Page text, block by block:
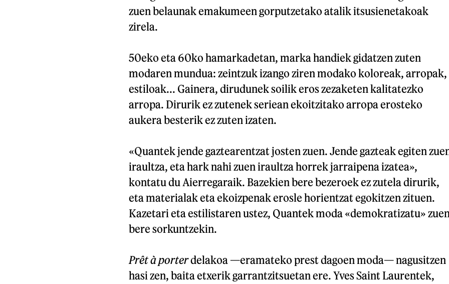
zuen belaunak emakumeen gorputzetako atalik itsusienetakoak
zirela.
50eko eta 60ko hamarkadetan, marka handiek gidatzen zuten
modaren mundua: zeintzuk izango ziren modako koloreak, arropak,
estiloak... Gainera, dirudunek soilik eros zezaketen kalitatezko
arropa. Dirurik ez zutenek seriean ekoitzitako arropa erosteko
aukera besterik ez zuten izaten.
«Quantek jende gaztearentzat josten zuen. Jende gazteak egiten
iraultza, eta hark nahi zuen iraultza horrek jarraipena izatea»,
kontatu du Aierregaraik. Bazekien bere bezeroek ez zutela dirurik,
eta materialak eta ekoizpenak erosle horientzat egokitzen zituen.
Kazetari eta estilistaren ustez, Quantek moda «demokratizatu»
bere sorkuntzekin.
Prêt à porterdelakoa —eramateko prest dagoen moda— nagusitzen
hasi zen, baita etxerik garrantzitsuetan ere. Yves Saint Laurentek,